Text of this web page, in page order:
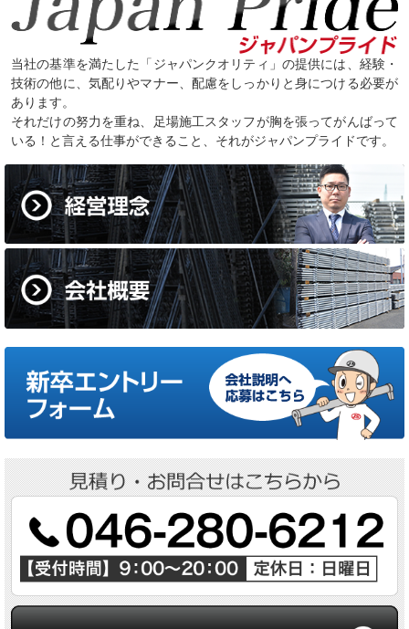
当社の基準を満たした「ジャパンクオリティ」の提供には、経験・
技術の他に、気配りやマナー、配慮をしっかりと身につける必要が
あります。
それだけの努力を重ね、足場施工スタッフが胸を張ってがんばって
いる！と言える仕事ができること、それがジャパンプライドです。